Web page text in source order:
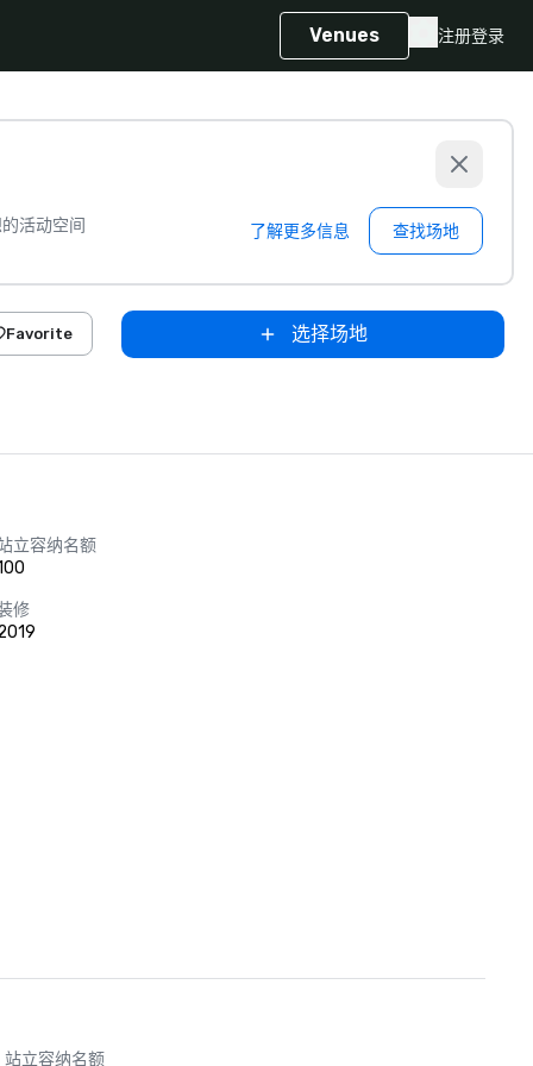
Venues 注册登录
活动空间 了解更多信息 查找场地
Favorite 选择场地
立容纳名额
修
站立容纳名额